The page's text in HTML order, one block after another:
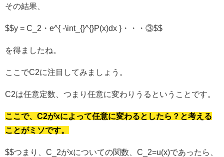
その結果、
$$y = C_2・e^{ -\int_{}^{}P(x)dx }・・・③$$
を得ましたね。
ここでC2に注目してみましょう。
C2は任意定数、つまり任意に変わりうるということです。
ここで、C2がxによって任意に変わるとしたら？と考える
ことがミソです。
$$つまり、C_2がxについての関数、C_2=u(x)であったら、